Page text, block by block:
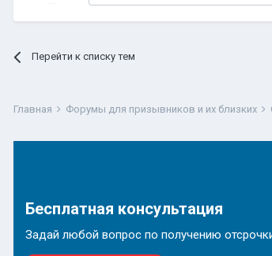
Перейти к списку тем
Главная Форумы для призывников и их близких
Бесплатная консультация
Задай любой вопрос по получению